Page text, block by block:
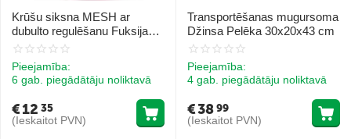
Krūšu siksna MESH ar
dubulto regulēšanu Fuksija
MD
Pieejamība:
6 gab. piegādātāju noliktavā
€12 35
(Ieskaitot PVN)
Transportēšanas mugursoma
Džinsa Pelēka 30x20x43 cm
Pieejamība:
4 gab. piegādātāju noliktavā
€3899
(Ieskaitot PVN)